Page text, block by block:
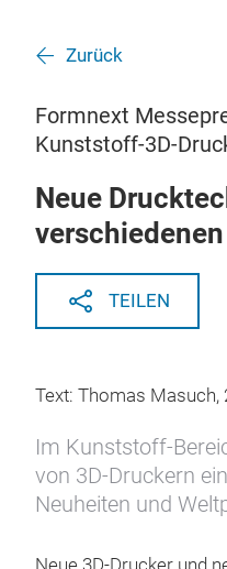
Zurück
Formnext
Kunststoff-3D-
Neue
TEILEN
Text: Thomas Masuch,
Im Kunststoff-
von 3D-Druckern
Neuheiten und